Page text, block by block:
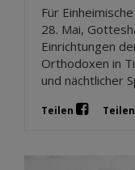
Für
28. Mai,
Einrichtungen
Orthodoxen in
und nächtlicher
Teilen Teilen